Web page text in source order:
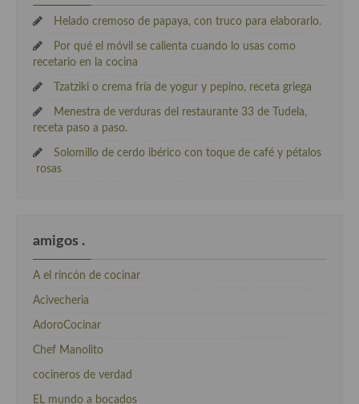
Helado cremoso de papaya, con truco para elaborarlo.
Por qué el móvil se calienta cuando lo usas como
recetario en la cocina
Tzatziki o crema fría de yogur y pepino, receta griega
Menestra de verduras del restaurante 33 de Tudela,
receta paso a paso.
Solomillo de cerdo ibérico con toque de café y pétalos
rosas
amigos .
A el rincón de cocinar
Acivecheria
AdoroCocinar
Chef Manolito
cocineros de verdad
EL mundo a bocados